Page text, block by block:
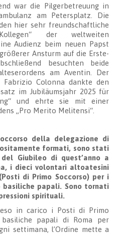
war die Pilgerbetreuung in
am Petersplatz. Die
hier sehr freundschaftliche
der weltweiten
Audienz beim neuen Papst
Ansturm auf die Erste-
besuchten beide
am Aventin. Der
Fabrizio Colonna dankte den
im Jubiläumsjahr 2025 für
und ehrte sie mit einer
„Pro Merito Melitensi“.
della delegazione di
formati, sono stati
Giubileo di quest’anno a
i dieci volontari altoatesini
di Primo Soccorso) per i
papali. Sono tornati
spirituali.
in carico i Posti di Primo
papali di Roma per
settimana, l’Ordine mette a